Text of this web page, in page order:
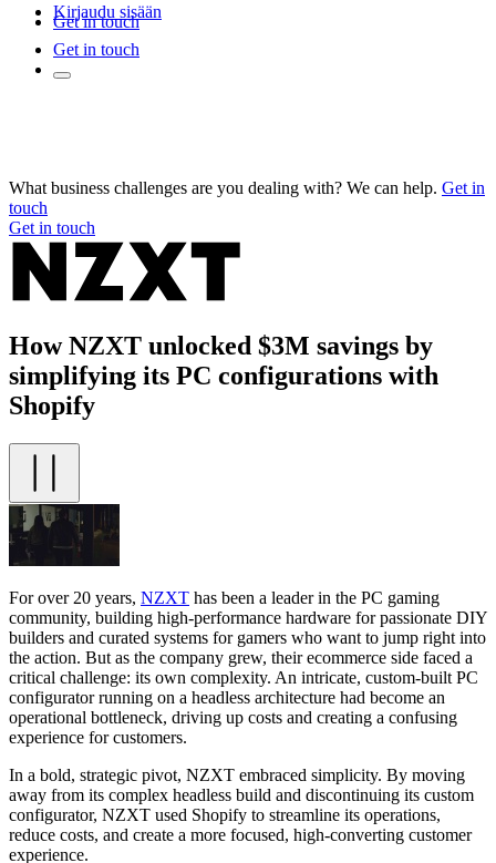
Kirjaudu sisään
Get in touch
Get in touch
What business challenges are you dealing with? We can help. Get in
touch
Get in touch
How NZXT unlocked $3M savings by
simplifying its PC configurations with
Shopify
For over 20 years, NZXT has been a leader in the PC gaming
community, building high-performance hardware for passionate DIY
builders and curated systems for gamers who want to jump right into
the action. But as the company grew, their ecommerce side faced a
critical challenge: its own complexity. An intricate, custom-built PC
configurator running on a headless architecture had become an
operational bottleneck, driving up costs and creating a confusing
experience for customers.
In a bold, strategic pivot, NZXT embraced simplicity. By moving
away from its complex headless build and discontinuing its custom
configurator, NZXT used Shopify to streamline its operations,
reduce costs, and create a more focused, high-converting customer
experience.